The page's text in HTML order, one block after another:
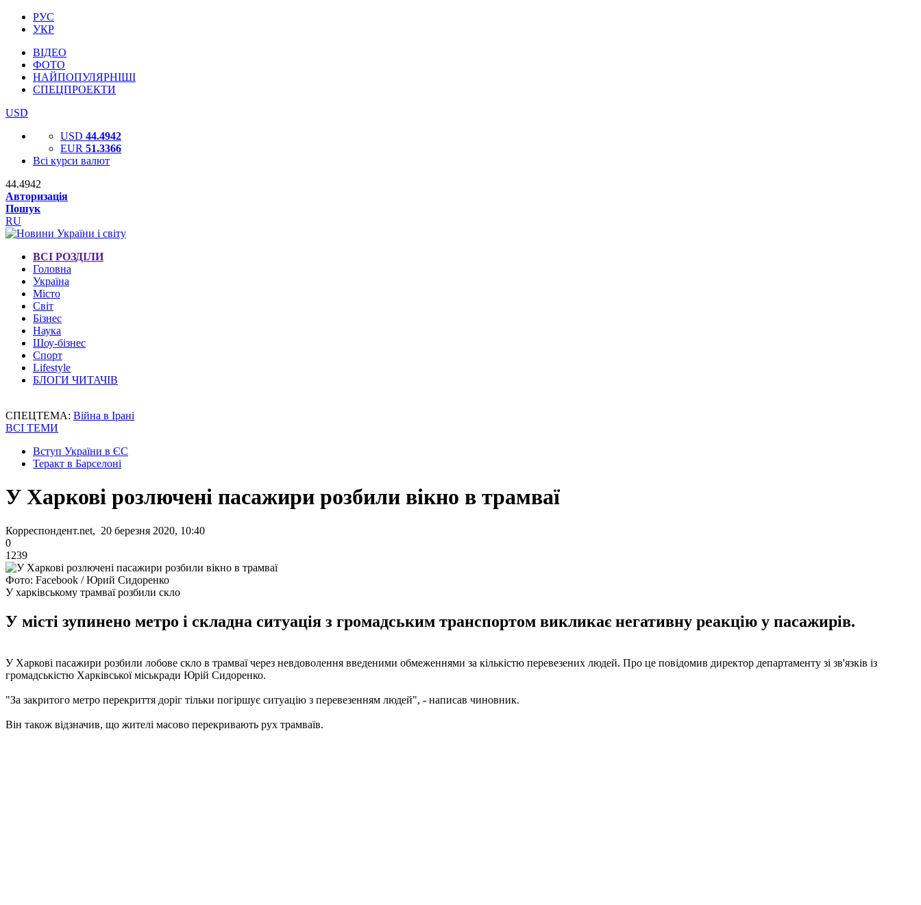
РУС
УКР
ВІДЕО
ФОТО
НАЙПОПУЛЯРНІШІ
СПЕЦПРОЕКТИ
USD
USD 44.4942
EUR 51.3366
Всі курси валют
44.4942
Авторизація
Пошук
RU
ВСІ РОЗДІЛИ
Головна
Україна
Місто
Світ
Бізнес
Наука
Шоу-бізнес
Спорт
Lifestyle
БЛОГИ ЧИТАЧІВ
СПЕЦТЕМА: Війна в Ірані
ВСІ ТЕМИ
Вступ України в ЄС
Теракт в Барселоні
У Харкові розлючені пасажири розбили вікно в трамваї
Корреспондент.net, 20 березня 2020, 10:40
0
1239
Фото: Facebook / Юрий Сидоренко
У харківському трамваї розбили скло
У місті зупинено метро і складна ситуація з громадським транспортом викликає негативну реакцію у пасажирів.
У Харкові пасажири розбили лобове скло в трамваї через невдоволення введеними обмеженнями за кількістю перевезених людей. Про це повідомив директор департаменту зі зв'язків із
громадськістю Харківської міськради Юрій Сидоренко.
"За закритого метро перекриття доріг тільки погіршує ситуацію з перевезенням людей", - написав чиновник.
Він також відзначив, що жителі масово перекривають рух трамваїв.